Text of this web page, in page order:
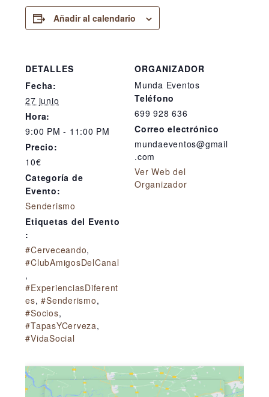
Añadir al calendario
DETALLES
Fecha:
27 junio
Hora:
9:00 PM - 11:00 PM
Precio:
10€
Categoría de
Evento:
Senderismo
Etiquetas del Evento
:
#Cerveceando,
#ClubAmigosDelCanal
,
#ExperienciasDiferent
es,#Senderismo,
#Socios,
#TapasYCerveza,
#VidaSocial
ORGANIZADOR
Munda Eventos
Teléfono
699 928 636
Correo electrónico
mundaeventos@gmail
.com
Ver Web del
Organizador